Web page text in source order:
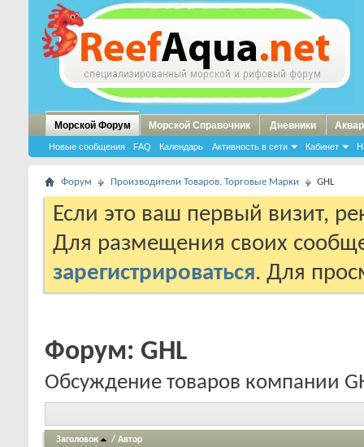
Морской Форум
Новые сообщения FAQ Календарь Активность в сети Кабинет
Морской Справочник Дневники
Форум Производители Товаров. Торговые Марки GHL
Если это ваш первый визит,
Для размещения своих
зарегистрироваться. Для
Форум: GHL
Обсуждение товаров компании
Заголовок / Автор